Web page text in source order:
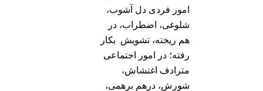
امور فردی دل آشوب،
شلوغی، اضطراب، در
هم ریخته، تشویش بکار
رفته؛ در امور اجتماعی
مترادف اغتشاش،
شورش، درهم برهمی،